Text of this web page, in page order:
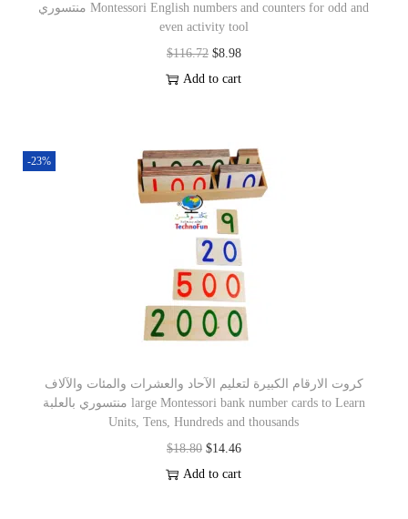
منتسوري Montessori English numbers and counters for odd and
even activity tool
$116.72 $8.98
Add to cart
-23%
كروت الارقام الكبيرة لتعليم الآحاد والعشرات والمئات والآلاف
منتسوري بالعلبة large Montessori bank number cards to Learn
Units, Tens, Hundreds and thousands
$18.80 $14.46
Add to cart